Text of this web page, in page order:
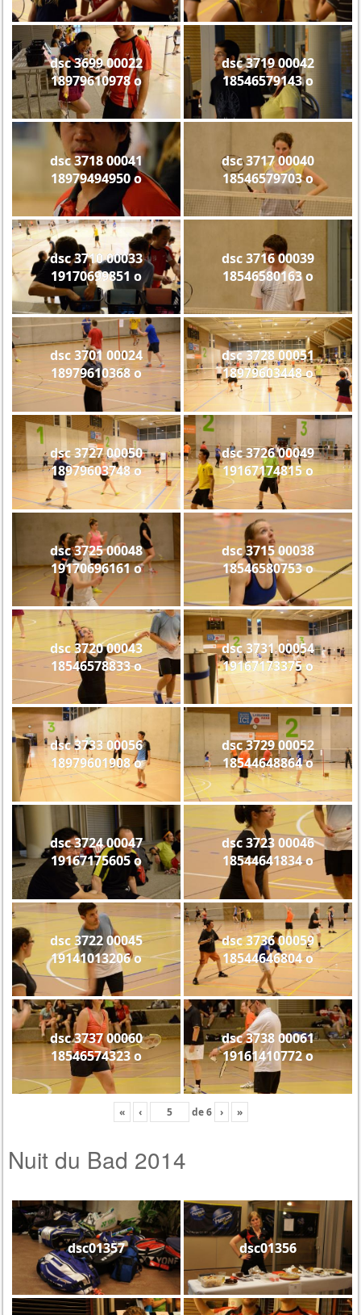
dsc 3699 00022
18979610978 o
dsc 3719 00042
18546579143 o
dsc 3718 00041
18979494950 o
dsc 3717 00040
18546579703 o
dsc 3710 00033
19170699851 o
dsc 3716 00039
18546580163 o
dsc 3701 00024
18979610368 o
dsc 3728 00051
18979603448 o
dsc 3727 00050
18979603748 o
dsc 3726 00049
19167174815 o
dsc 3725 00048
19170696161 o
dsc 3715 00038
18546580753 o
dsc 3720 00043
18546578833 o
dsc 3731 00054
19167173375 o
dsc 3733 00056
18979601908 o
dsc 3729 00052
18544648864 o
dsc 3724 00047
19167175605 o
dsc 3723 00046
18544641834 o
dsc 3722 00045
19141013206 o
dsc 3736 00059
18544646804 o
dsc 3737 00060
18546574323 o
dsc 3738 00061
19161410772 o
« ‹ de6 › »
Nuit du Bad 2014
dsc01357 dsc01356